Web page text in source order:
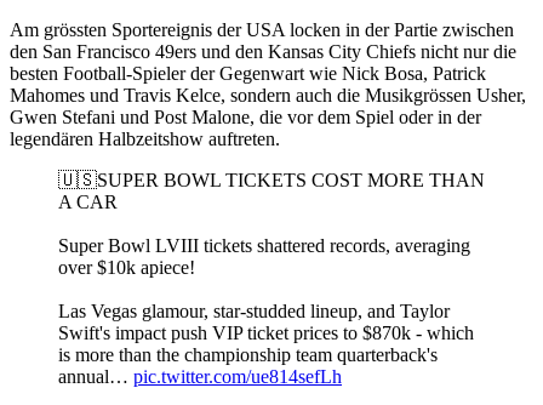
Am grössten Sportereignis der USA locken in der Partie zwischen
den San Francisco 49ers und den Kansas City Chiefs nicht nur die
besten Football-Spieler der Gegenwart wie Nick Bosa, Patrick
Mahomes und Travis Kelce, sondern auch die Musikgrössen Usher,
Gwen Stefani und Post Malone, die vor dem Spiel oder in der
legendären Halbzeitshow auftreten.
🇺🇸SUPER BOWL TICKETS COST MORE THAN
A CAR
Super Bowl LVIII tickets shattered records, averaging
over $10k apiece!
Las Vegas glamour, star-studded lineup, and Taylor
Swift's impact push VIP ticket prices to $870k - which
is more than the championship team quarterback's
annual… pic.twitter.com/ue814sefLh